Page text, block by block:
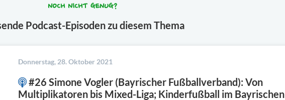
NOCH NICHT GENUG?
Podcast-Episoden zu diesem Thema
Donnerstag, 28. Oktober 2021
#26 Simone Vogler (Bayrischer Fußballverband): Von
Multiplikatoren bis Mixed-Liga; Kinderfußball im Bayrischen